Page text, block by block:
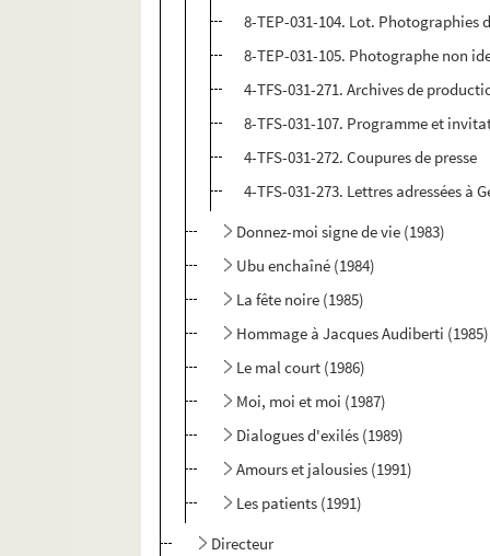
8-TEP-031-104. Lot. Photographies
8-TEP-031-105. Photographe non
4-TFS-031-271. Archives de
8-TFS-031-107. Programme et
4-TFS-031-272. Coupures de presse
4-TFS-031-273. Lettres adressées à
Donnez-moi signe de vie (1983)
Ubu enchaîné (1984)
La fête noire (1985)
Hommage à Jacques Audiberti (1985)
Le mal court (1986)
Moi, moi et moi (1987)
Dialogues d'exilés (1989)
Amours et jalousies (1991)
Les patients (1991)
Directeur